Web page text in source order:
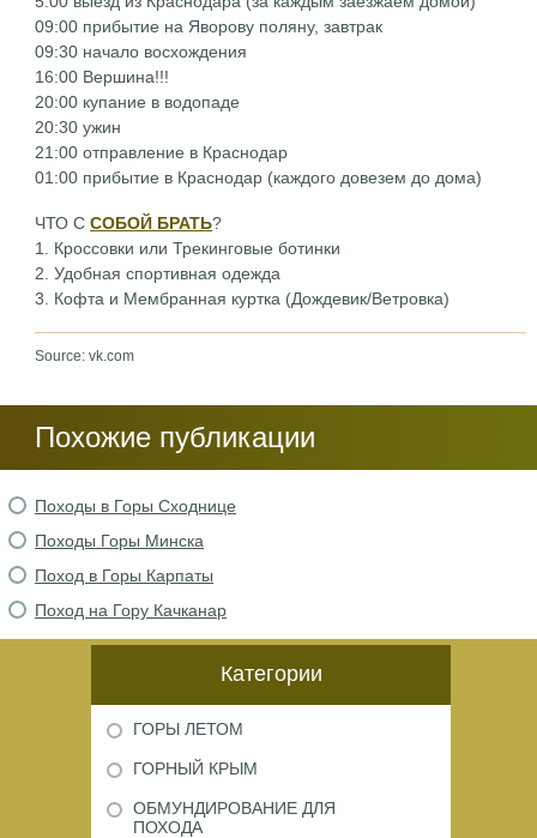
09:00 прибытие на Яворову поляну, завтрак
09:30 начало восхождения
16:00 Вершина!!!
20:00 купание в водопаде
20:30 ужин
21:00 отправление в Краснодар
01:00 прибытие в Краснодар (каждого довезем до дома)
ЧТО ССОБОЙ БРАТЬ?
1. Кроссовки или Трекинговые ботинки
2. Удобная спортивная одежда
3. Кофта и Мембранная куртка (Дождевик/Ветровка)
Source: vk.com
Похожие публикации
Походы в Горы Сходнице
Походы Горы Минска
Поход в Горы Карпаты
Поход на Гору Качканар
Категории
ГОРЫ ЛЕТОМ
ГОРНЫЙ КРЫМ
ОБМУНДИРОВАНИЕ ДЛЯ
ПОХОДА